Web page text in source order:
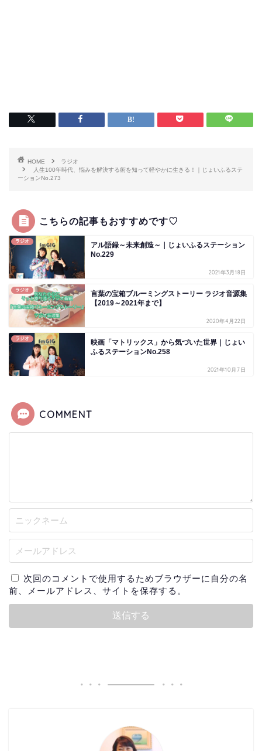
HOME
ラジオ
人生100年時代、悩みを解決する術を知って軽やかに生きる！｜じょいふるステ
ーションNo.273
こちらの記事もおすすめです♡
ラジオ
アル語録～未来創造～｜じょいふるステーション
No.229
2021年3月18日
ラジオ
言葉の宝箱ブルーミングストーリー ラジオ音源集
【2019～2021年まで】
2020年4月22日
ラジオ
映画「マトリックス」から気づいた世界｜じょい
ふるステーションNo.258
2021年10月7日
COMMENT
次回のコメントで使用するためブラウザーに自分の名
前、メールアドレス、サイトを保存する。